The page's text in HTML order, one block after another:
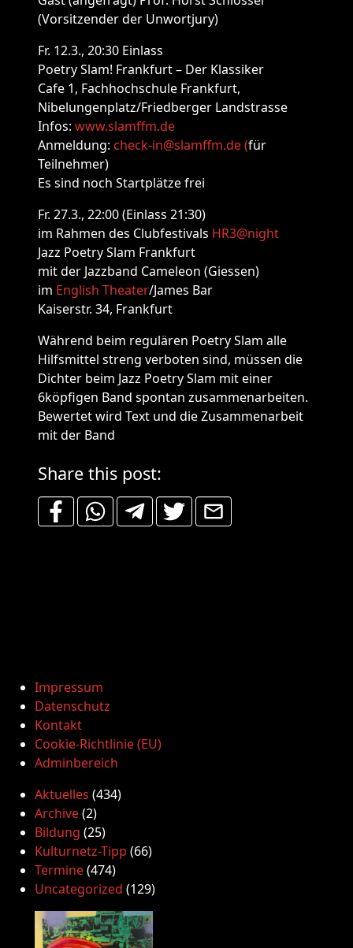
(Vorsitzender der Unwortjury)
Fr. 12.3., 20:30 Einlass
Poetry Slam! Frankfurt – Der Klassiker
Cafe 1, Fachhochschule Frankfurt,
Nibelungenplatz/Friedberger Landstrasse
Infos: www.slamffm.de
Anmeldung: check-in@slamffm.de (für
Teilnehmer)
Es sind noch Startplätze frei
Fr. 27.3., 22:00 (Einlass 21:30)
im Rahmen des Clubfestivals HR3@night
Jazz Poetry Slam Frankfurt
mit der Jazzband Cameleon (Giessen)
im English Theater/James Bar
Kaiserstr. 34, Frankfurt
Während beim regulären Poetry Slam alle
Hilfsmittel streng verboten sind, müssen die
Dichter beim Jazz Poetry Slam mit einer
6köpfigen Band spontan zusammenarbeiten.
Bewertet wird Text und die Zusammenarbeit
mit der Band
Share this post:
Impressum
Datenschutz
Kontakt
Cookie-Richtlinie (EU)
Adminbereich
Aktuelles (434)
Archive(2)
Bildung (25)
Kulturnetz-Tipp (66)
Termine(474)
Uncategorized (129)